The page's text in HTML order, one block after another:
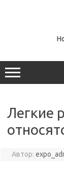
Легкие
Автор: